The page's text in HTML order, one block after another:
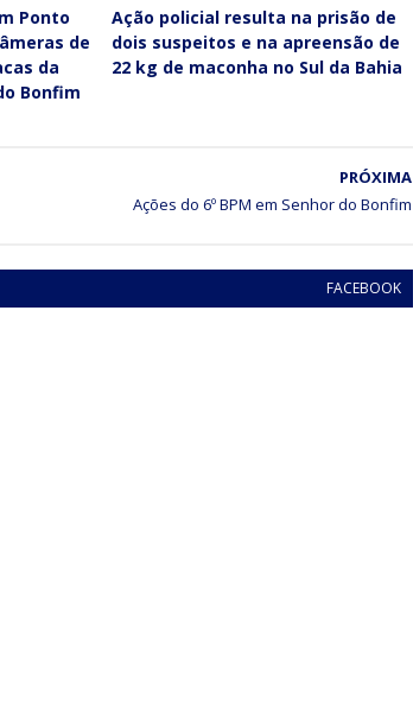
Ponto
de
da
Bonfim
Ação policial resulta na prisão de
dois suspeitos e na apreensão de
22 kg de maconha no Sul da Bahia
PRÓXIMA
Ações do 6º BPM‏ em Senhor do Bonfim
FACEBOOK